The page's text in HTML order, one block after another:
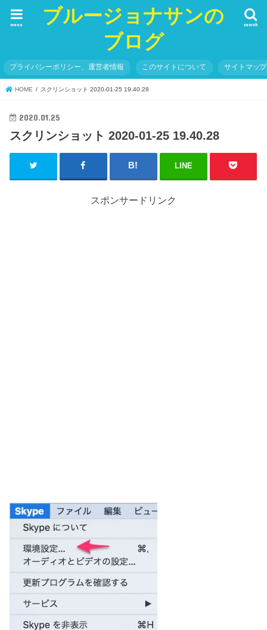
ブルージョナサンの
ブログ
search
menu
プライバシーポリシー、運営者情報 このサイトについて サイトマップ
HOME スクリンショット 2020-01-25 19.40.28
2020.01.25
スクリンショット 2020-01-25 19.40.28
LINE
スポンサードリンク